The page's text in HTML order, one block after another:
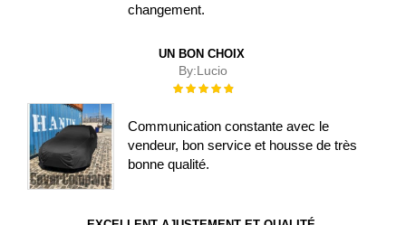
changement.
UN BON CHOIX
By:Lucio
Évaluation :
Communication constante avec le
vendeur, bon service et housse de très
bonne qualité.